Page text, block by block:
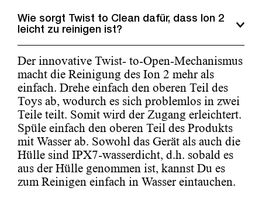
Wie sorgt Twist to Clean dafür, dass Ion 2
leicht zu reinigen ist?
Der innovative Twist- to-Open-Mechanismus
macht die Reinigung des Ion 2 mehr als
einfach. Drehe einfach den oberen Teil des
Toys ab, wodurch es sich problemlos in zwei
Teile teilt. Somit wird der Zugang erleichtert.
Spüle einfach den oberen Teil des Produkts
mit Wasser ab. Sowohl das Gerät als auch die
Hülle sind IPX7-wasserdicht, d.h. sobald es
aus der Hülle genommen ist, kannst Du es
zum Reinigen einfach in Wasser eintauchen.